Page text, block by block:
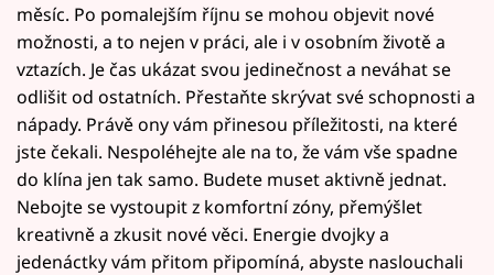
měsíc. Po pomalejším říjnu se mohou objevit nové
možnosti, a to nejen v práci, ale i v osobním životě a
vztazích. Je čas ukázat svou jedinečnost a neváhat se
odlišit od ostatních. Přestaňte skrývat své schopnosti a
nápady. Právě ony vám přinesou příležitosti, na které
jste čekali. Nespoléhejte ale na to, že vám vše spadne
do klína jen tak samo. Budete muset aktivně jednat.
Nebojte se vystoupit z komfortní zóny, přemýšlet
kreativně a zkusit nové věci. Energie dvojky a
jedenáctky vám přitom připomíná, abyste naslouchali